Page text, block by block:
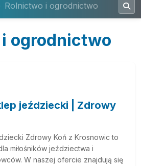
Rolnictwo i ogrodnictwo
ogrodnictwo
jeździecki | Zdrowy
Zdrowy Koń z Krosnowic to
miłośników jeździectwa i
W naszej ofercie znajdują się